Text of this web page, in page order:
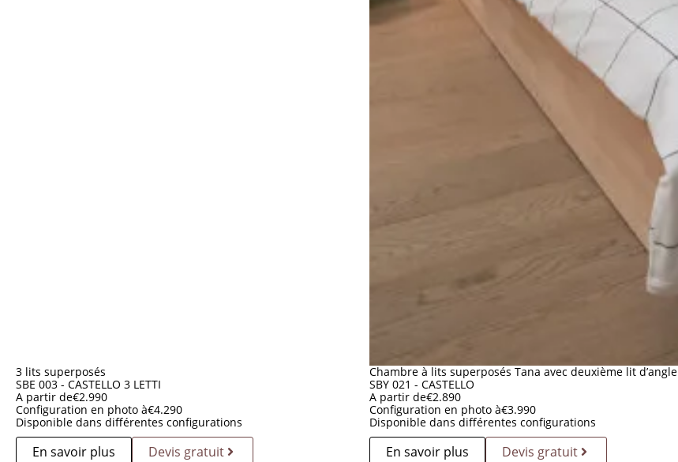
3 lits superposés
SBE 003 - CASTELLO 3 LETTI
A partir de€2.990
Configuration en photo à€4.290
Disponible dans différentes configurations
En savoir plus Devis gratuit
Chambre à lits superposés Tana avec deuxième lit d’angle
SBY 021 - CASTELLO
A partir de€2.890
Configuration en photo à€3.990
Disponible dans différentes configurations
En savoir plus Devis gratuit